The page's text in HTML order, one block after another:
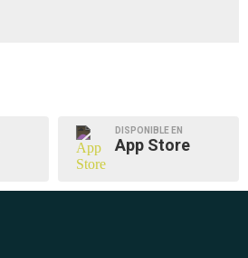
DISPONIBLE EN
App Store